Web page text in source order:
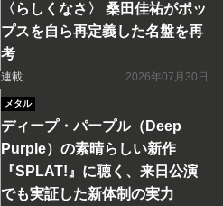
〈らしくなさ〉 桑田佳祐がポッ
プスを自ら再定義した名盤を再
考
連載 2026年07月30日
メタル
ディープ・パープル（Deep
Purple）の素晴らしい新作
『SPLAT!』に聴く、来日公演
でも実証した新体制の実力